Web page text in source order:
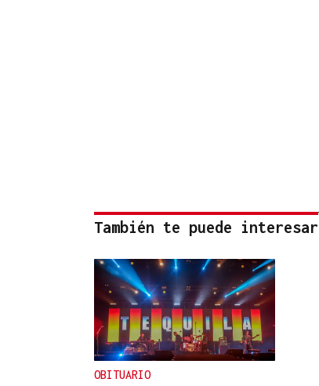
También te puede interesar
OBITUARIO